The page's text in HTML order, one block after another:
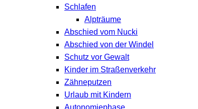
Schlafen
Alpträume
Abschied vom Nucki
Abschied von der Windel
Schutz vor Gewalt
Kinder im Straßenverkehr
Zähneputzen
Urlaub mit Kindern
Autonomiephase